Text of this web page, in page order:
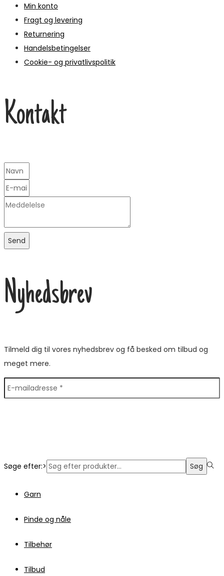
Min konto
Fragt og levering
Returnering
Handelsbetingelser
Cookie- og privatlivspolitik
Kontakt
Send
Nyhedsbrev
Tilmeld dig til vores nyhedsbrev og få besked om tilbud og
meget mere.
Søge efter:> Søg
Garn
Pinde og nåle
Tilbehør
Tilbud